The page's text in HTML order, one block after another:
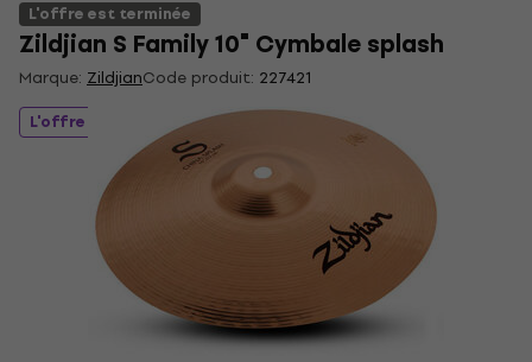
L'offre est terminée
Zildjian S Family 10" Cymbale splash
Marque: ZildjianCode produit: 227421
L'offre est terminée